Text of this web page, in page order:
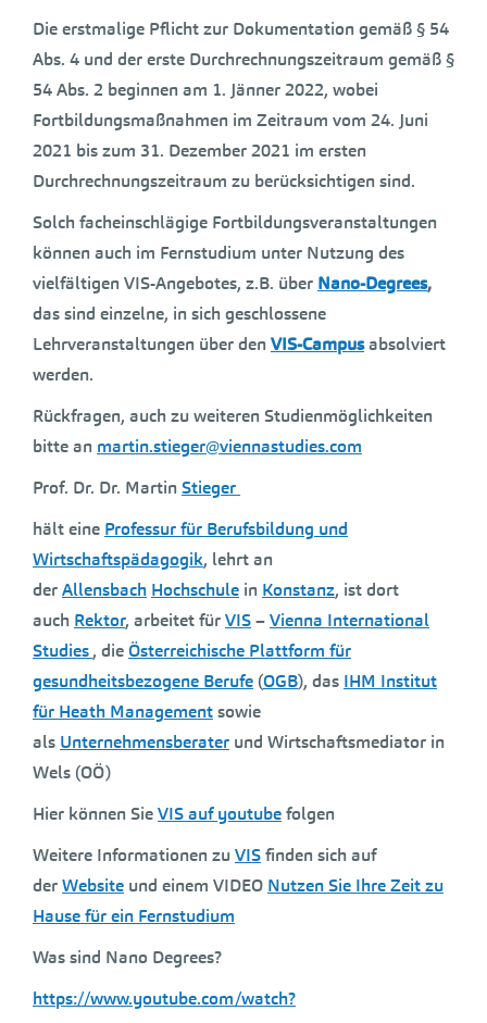
Die erstmalige Pflicht zur Dokumentation gemäß § 54
Abs. 4 und der erste Durchrechnungszeitraum gemäß §
54 Abs. 2 beginnen am 1. Jänner 2022, wobei
Fortbildungsmaßnahmen im Zeitraum vom 24. Juni
2021 bis zum 31. Dezember 2021 im ersten
Durchrechnungszeitraum zu berücksichtigen sind.
Solch facheinschlägige Fortbildungsveranstaltungen
können auch im Fernstudium unter Nutzung des
vielfältigen VIS-Angebotes, z.B. über Nano-Degrees,
das sind einzelne, in sich geschlossene
Lehrveranstaltungen über den VIS-Campusabsolviert
werden.
Rückfragen, auch zu weiteren Studienmöglichkeiten
bitte an martin.stieger@viennastudies.com
Prof. Dr. Dr. Martin Stieger
hält eine Professur für Berufsbildung und
Wirtschaftspädagogik, lehrt an
derAllensbach Hochschule in Konstanz, ist dort
auch Rektor, arbeitet fürVIS–Vienna International
Studies, dieÖsterreichische Plattform für
gesundheitsbezogene Berufe (OGB), das IHM Institut
für Heath Managementsowie
als Unternehmensberater und Wirtschaftsmediator in
Wels (OÖ)
Hier können SieVIS auf youtubefolgen
Weitere Informationen zu VISfinden sich auf
derWebsite und einem VIDEO Nutzen Sie Ihre Zeit zu
Hause für ein Fernstudium
Was sind Nano Degrees?
https://www.youtube.com/watch?